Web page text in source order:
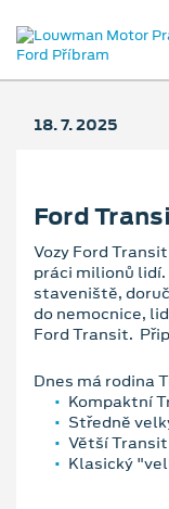
18. 7. 2025
Ford
Vozy Ford
práci milionů lidí.
staveniště,
do nemocnice,
Ford Transit.
Dnes má rodina
Kompaktní
Středně
Větší
Klasický